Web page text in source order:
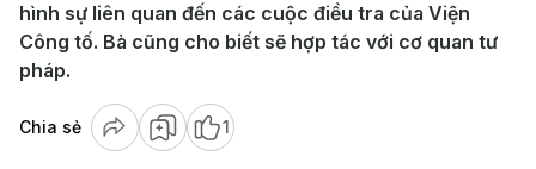
hình sự liên quan đến các cuộc điều tra của Viện
Công tố. Bà cũng cho biết sẽ hợp tác với cơ quan tư
pháp.
Chia sẻ 1